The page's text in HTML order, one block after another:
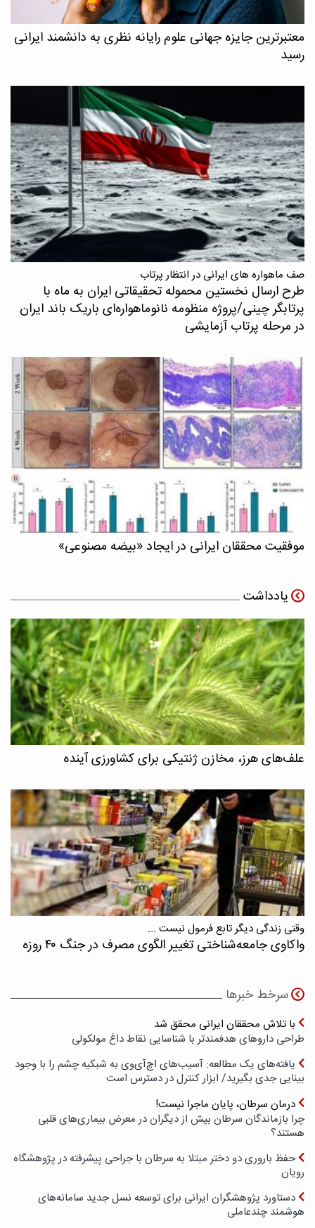
معتبرترین جایزه جهانی علوم رایانه نظری به دانشمند ایرانی
رسید
صف ماهواره های ایرانی در انتظار پرتاب
طرح ارسال نخستین محموله تحقیقاتی ایران به ماه با
پرتابگر چینی/پروژه منظومه نانوماهواره‌ای باریک باند ایران
در مرحله پرتاب آزمایشی
موفقیت محققان ایرانی در ایجاد «بیضه مصنوعی»
یادداشت
علف‌های هرز، مخازن ژنتیکی برای کشاورزی آینده
وقتی زندگی دیگر تابع فرمول نیست ...
واکاوی جامعه‌شناختی تغییر الگوی مصرف در جنگ ۴۰ روزه
سرخط خبرها
با تلاش محققان ایرانی محقق شد
طراحی داروهای هدفمندتر با شناسایی نقاط داغ مولکولی
یافته‌های یک مطالعه: آسیب‌های اچ‌آی‌وی به شبکیه چشم را با وجود
بینایی جدی بگیرید/ ابزار کنترل در دسترس است
درمان سرطان، پایان ماجرا نیست!
چرا بازماندگان سرطان بیش از دیگران در معرض بیماری‌های قلبی
هستند؟
حفظ باروری دو دختر مبتلا به سرطان با جراحی پیشرفته در پژوهشگاه
رویان
دستاورد پژوهشگران ایرانی برای توسعه نسل جدید سامانه‌های
هوشمند چندعاملی